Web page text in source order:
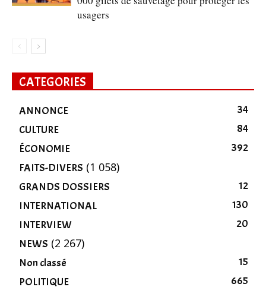
usagers
CATEGORIES
ANNONCE
34
CULTURE
84
ÉCONOMIE
392
FAITS-DIVERS (1 058)
GRANDS DOSSIERS
12
INTERNATIONAL
130
INTERVIEW
20
NEWS (2 267)
Non classé
15
POLITIQUE
665